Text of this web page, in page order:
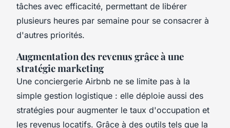
tâches avec efficacité, permettant de libérer
plusieurs heures par semaine pour se consacrer à
d'autres priorités.
Augmentation des revenus grâce à une
stratégie marketing
Une conciergerie Airbnb ne se limite pas à la
simple gestion logistique : elle déploie aussi des
stratégies pour augmenter le taux d'occupation et
les revenus locatifs. Grâce à des outils tels que la